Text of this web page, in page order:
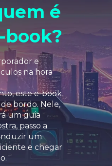
é
book?
e
na hora
este e-book
bordo. Nele,
um guia
passo a
um
e chegar